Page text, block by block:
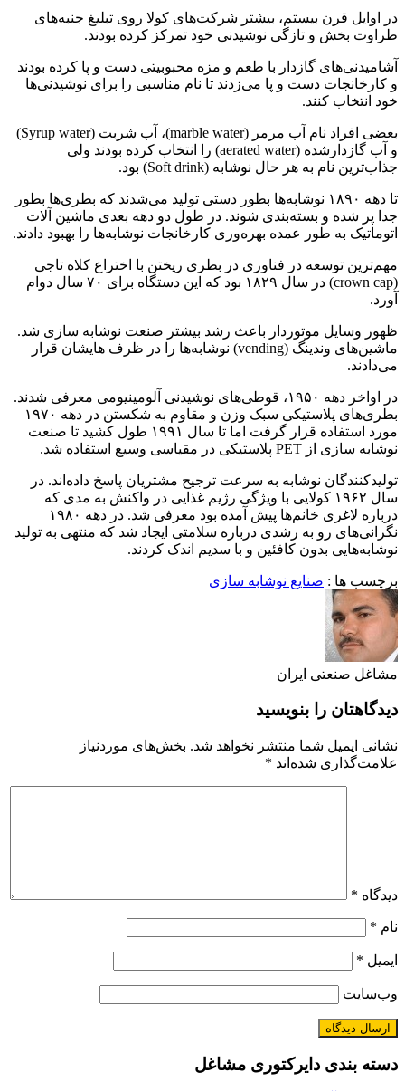
در اوایل قرن بیستم، بیشتر شرکت‌های کولا روی تبلیغ جنبه‌های
طراوت بخش و تازگی نوشیدنی خود تمرکز کرده بودند.
آشامیدنی‌های گازدار با طعم و مزه محبوبیتی دست و پا کرده بودند
و کارخانجات دست و پا می‌زدند تا نام مناسبی را برای نوشیدنی‌ها
خود انتخاب کنند.
بعضی افراد نام آب مرمر (marble water)، آب شربت (Syrup water)
و آب گازدارشده (aerated water) را انتخاب کرده بودند ولی
جذاب‌ترین نام به هر حال نوشابه (Soft drink) بود.
تا دهه ۱۸۹۰ نوشابه‌ها بطور دستی تولید می‌شدند که بطری‌ها بطور
جدا پر شده و بسته‌بندی شوند. در طول دو دهه بعدی ماشین آلات
اتوماتیک به طور عمده بهره‌وری کارخانجات نوشابه‌ها را بهبود دادند.
مهم‌ترین توسعه در فناوری در بطری ریختن با اختراع کلاه تاجی
(crown cap) در سال ۱۸۲۹ بود که این دستگاه برای ۷۰ سال دوام
آورد.
ظهور وسایل موتوردار باعث رشد بیشتر صنعت نوشابه سازی شد.
ماشین‌های وندینگ (vending) نوشابه‌ها را در ظرف هایشان قرار
می‌دادند.
در اواخر دهه ۱۹۵۰، قوطی‌های نوشیدنی آلومینیومی معرفی شدند.
بطری‌های پلاستیکی سبک وزن و مقاوم به شکستن در دهه ۱۹۷۰
مورد استفاده قرار گرفت اما تا سال ۱۹۹۱ طول کشید تا صنعت
نوشابه سازی از PET پلاستیکی در مقیاسی وسیع استفاده شد.
تولیدکنندگان نوشابه به سرعت ترجیح مشتریان پاسخ داده‌اند. در
سال ۱۹۶۲ کولایی با ویژگی رژیم غذایی در واکنش به مدی که
درباره لاغری خانم‌ها پیش آمده بود معرفی شد. در دهه ۱۹۸۰
نگرانی‌های رو به رشدی درباره سلامتی ایجاد شد که منتهی به تولید
نوشابه‌هایی بدون کافئین و با سدیم اندک کردند.
برچسب ها : صنایع نوشابه سازی
مشاغل صنعتی ایران
دیدگاهتان را بنویسید
نشانی ایمیل شما منتشر نخواهد شد. بخش‌های موردنیاز
علامت‌گذاری شده‌اند *
دیدگاه *
نام *
ایمیل *
وب‌سایت
دسته بندی دایرکتوری مشاغل